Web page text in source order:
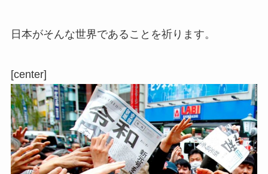
日本がそんな世界であることを祈ります。
[center]